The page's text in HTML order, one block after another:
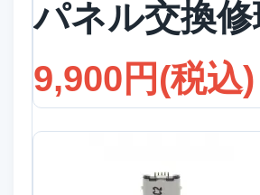
パネル交換修
9,900円(税込)